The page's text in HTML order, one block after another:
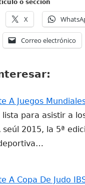
o sección
X
en
una
Correo electrónico
en
A Juegos
lista para asistir a
seúl 2015, la 5ª
A Copa De Judo